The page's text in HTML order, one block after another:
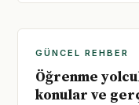
GÜNCEL REHBER
Öğrenme
konular ve